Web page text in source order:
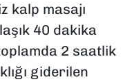
kalp masajı
40 dakika
2 saatlik
giderilen